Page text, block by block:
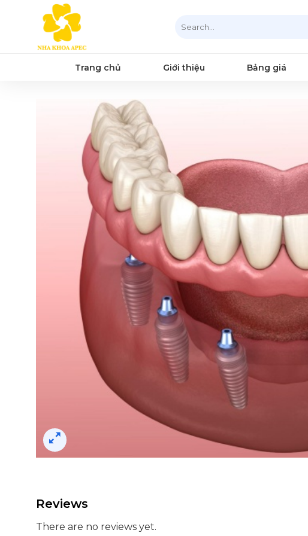
for:
Trang chủ Giới thiệu Bảng giá
Reviews
There are no reviews yet.